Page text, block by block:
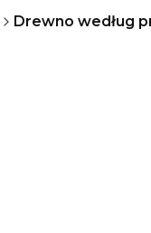
Drewno według